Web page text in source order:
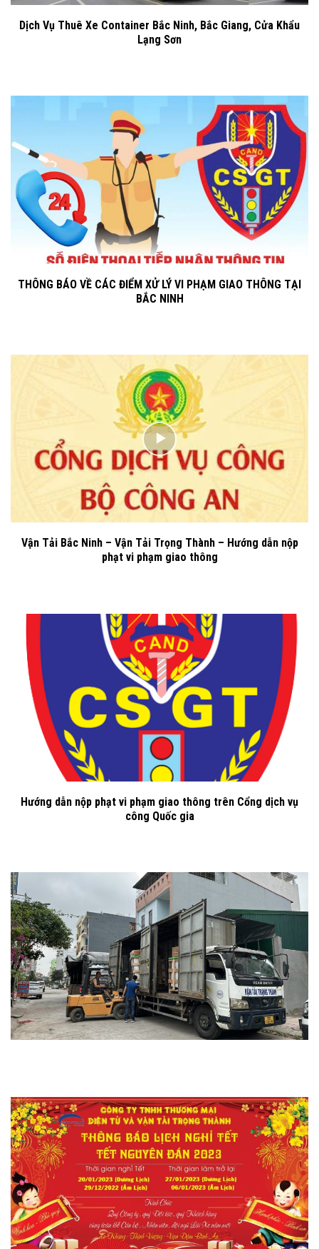
Dịch Vụ Thuê Xe Container Bắc Ninh, Bắc Giang, Cửa Khẩu
Lạng Sơn
THÔNG BÁO VỀ CÁC ĐIỂM XỬ LÝ VI PHẠM GIAO THÔNG TẠI
BẮC NINH
Vận Tải Bắc Ninh – Vận Tải Trọng Thành – Hướng dẫn nộp
phạt vi phạm giao thông
Hướng dẫn nộp phạt vi phạm giao thông trên Cổng dịch vụ
công Quốc gia